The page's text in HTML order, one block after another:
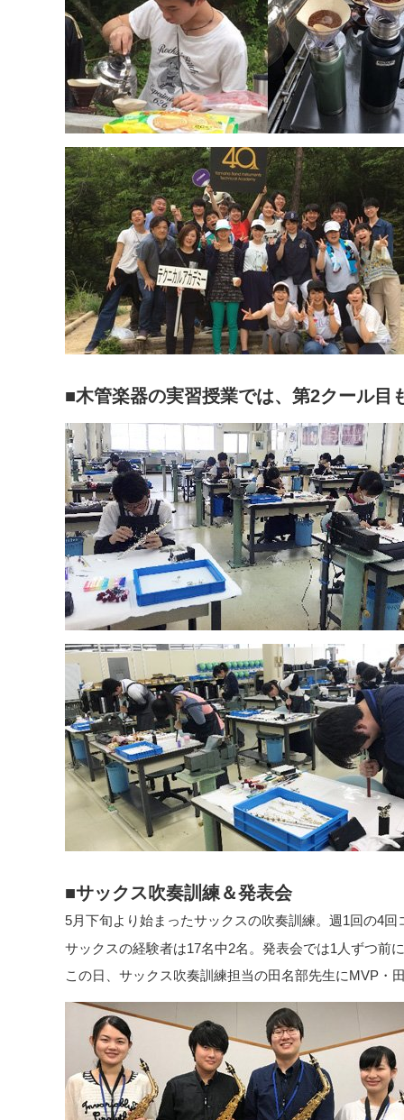
■木管楽器の実習授業では、第2クール目
■サックス吹奏訓練＆発表会
5月下旬より始まったサックスの吹奏訓練。週1回の4
サックスの経験者は17名中2名。発表会では1人ずつ前
この日、サックス吹奏訓練担当の田名部先生にMVP・